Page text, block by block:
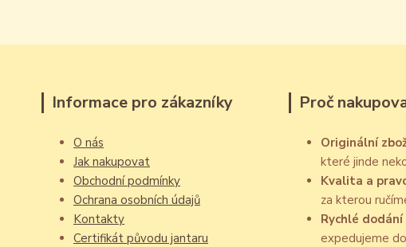
Informace pro zákazníky
O nás
Jak nakupovat
Obchodní podmínky
Ochrana osobních údajů
Kontakty
Certifikát původu jantaru
Proč
Originální
které jinde
Kvalita a
za kterou
Rychlé dodání
expedujeme